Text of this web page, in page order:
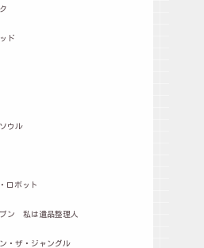
ド
ウル
・ロボット
ン 私は遺品整理人
・ザ・ジャングル